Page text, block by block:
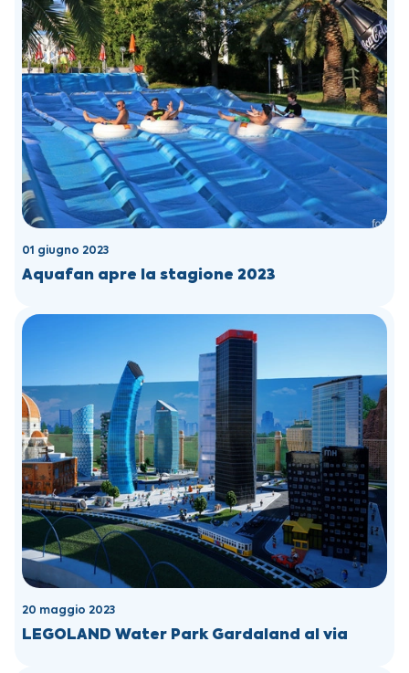
01 giugno 2023
Aquafan apre la stagione 2023
20 maggio 2023
LEGOLAND Water Park Gardaland al via